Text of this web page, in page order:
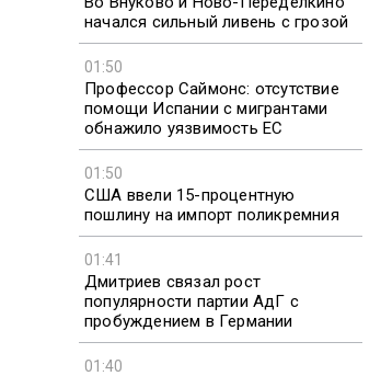
начался сильный ливень с грозой
01:50
Профессор Саймонс: отсутствие
помощи Испании с мигрантами
обнажило уязвимость ЕС
01:50
США ввели 15-процентную
пошлину на импорт поликремния
01:41
Дмитриев связал рост
популярности партии АдГ с
пробуждением в Германии
01:40